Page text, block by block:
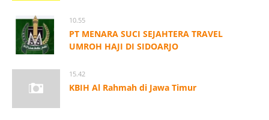
10.55
PT MENARA SUCI SEJAHTERA TRAVEL
UMROH HAJI DI SIDOARJO
15.42
KBIH Al Rahmah di Jawa Timur